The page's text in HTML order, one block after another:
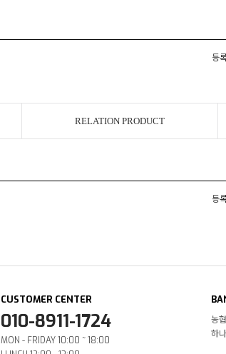
등
RELATION PRODUCT
등
CUSTOMER CENTER
010-8911-1724
MON - FRIDAY 10:00 ~ 18:00
농
하